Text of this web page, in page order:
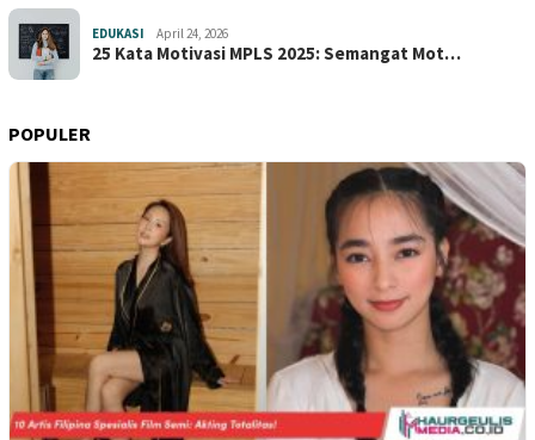
EDUKASI April 24, 2026
25 Kata Motivasi MPLS 2025: Semangat Mot…
POPULER